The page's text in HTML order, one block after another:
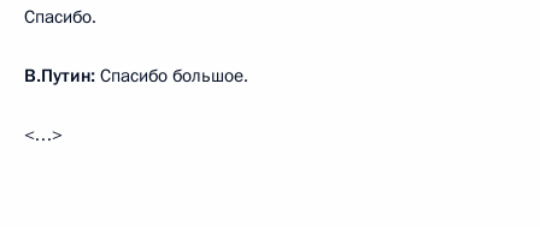
Спасибо.
В.Путин: Спасибо большое.
<…>